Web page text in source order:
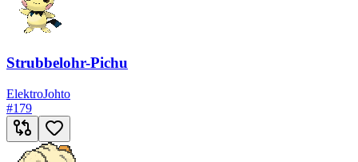
Strubbelohr-Pichu
ElektroJohto
#179